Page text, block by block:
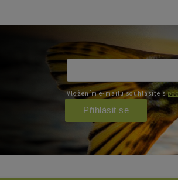
Vložením e-mailu souhlasíte s
Přihlásit se